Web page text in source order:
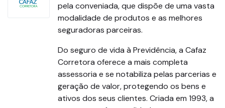
pela conveniada, que dispõe de uma vasta
modalidade de produtos e as melhores
seguradoras parceiras.
Do seguro de vida à Previdência, a Cafaz
Corretora oferece a mais completa
assessoria e se notabiliza pelas parcerias e
geração de valor, protegendo os bens e
ativos dos seus clientes. Criada em 1993, a